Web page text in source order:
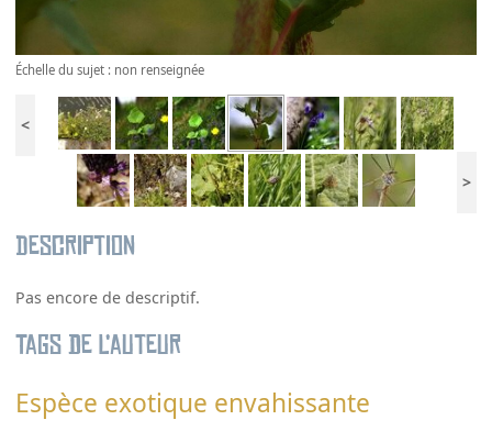
Échelle du sujet : non renseignée
<
>
Description
Pas encore de descriptif.
Tags de l’auteur
Espèce exotique envahissante